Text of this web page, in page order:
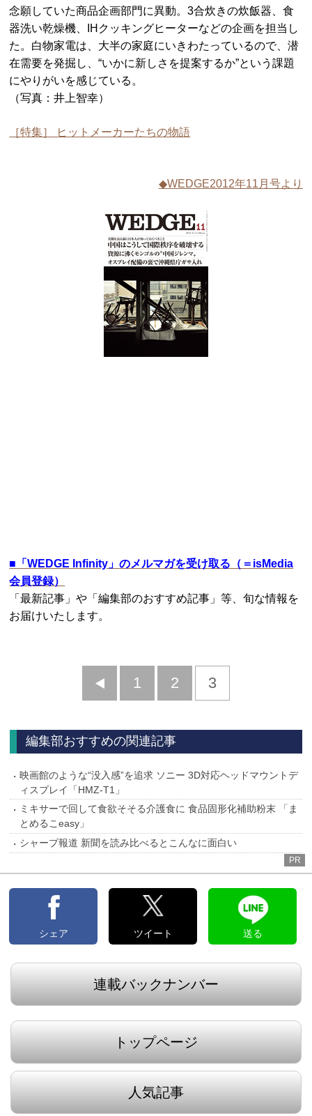
念願していた商品企画部門に異動。3合炊きの炊飯器、食
器洗い乾燥機、IHクッキングヒーターなどの企画を担当し
た。白物家電は、大半の家庭にいきわたっているので、潜
在需要を発掘し、“いかに新しさを提案するか”という課題
にやりがいを感じている。
（写真：井上智幸）
［特集］ ヒットメーカーたちの物語
◆WEDGE2012年11月号より
■ 「WEDGE Infinity」のメルマガを受け取る（＝isMedia
会員登録）
「最新記事」や「編集部のおすすめ記事」等、旬な情報を
お届けいたします。
前
1 2 3
編集部おすすめの関連記事
映画館のような“没入感”を追求 ソニー 3D対応ヘッドマウントデ
ィスプレイ「HMZ-T1」
ミキサーで回して食欲そそる介護食に 食品固形化補助粉末 「ま
とめるこeasy」
シャープ報道 新聞を読み比べるとこんなに面白い
PR
シェア ツイート 送る
連載バックナンバー
トップページ
人気記事